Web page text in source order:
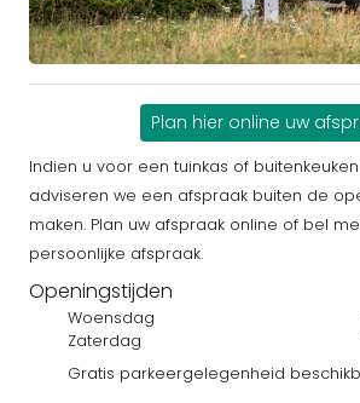
Plan hier online uw
Indien u voor een tuinkas of
adviseren we een afspraak buiten de
maken. Plan uw afspraak online of bel
persoonlijke afspraak.
Openingstijden
Woensdag
Zaterdag
Gratis parkeergelegenheid